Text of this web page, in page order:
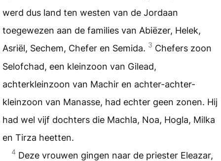
werd dus land ten westen van de Jordaan
toegewezen aan de families van Abiëzer, Helek,
Asriël, Sechem, Chefer en Semida. 3 Chefers zoon
Selofchad, een kleinzoon van Gilead,
achterkleinzoon van Machir en achter-achter-
kleinzoon van Manasse, had echter geen zonen. Hij
had wel vijf dochters die Machla, Noa, Hogla, Milka
en Tirza heetten.
4 Deze vrouwen gingen naar de priester Eleazar,